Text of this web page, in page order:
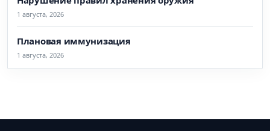
1 августа, 2026
Плановая иммунизация
1 августа, 2026